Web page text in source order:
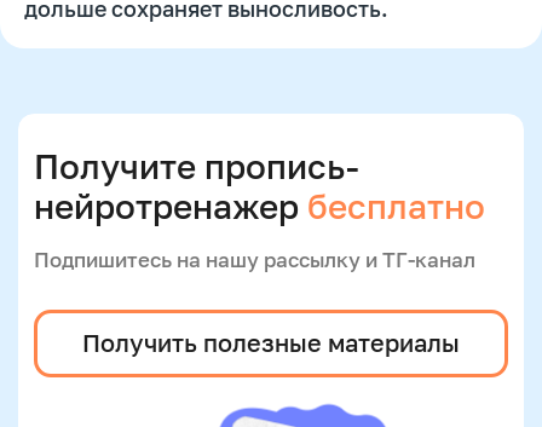
дольше сохраняет выносливость.